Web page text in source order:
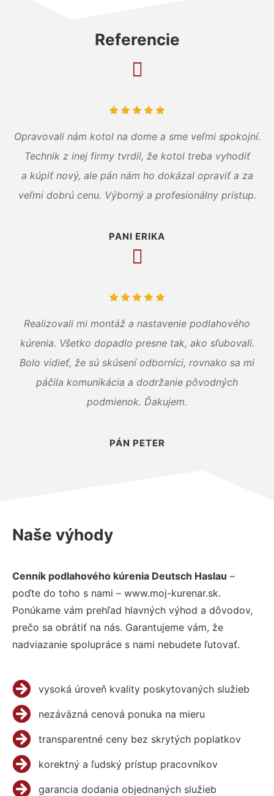
Referencie
Opravovali nám kotol na dome a sme veľmi spokojní.
Technik z inej firmy tvrdil, že kotol treba vyhodiť
a kúpiť nový, ale pán nám ho dokázal opraviť a za
veľmi dobrú cenu. Výborný a profesionálny prístup.
PANI ERIKA
Realizovali mi montáž a nastavenie podlahového
kúrenia. Všetko dopadlo presne tak, ako sľubovali.
Bolo vidieť, že sú skúsení odborníci, rovnako sa mi
páčila komunikácia a dodržanie pôvodných
podmienok. Ďakujem.
PÁN PETER
Naše výhody
Cenník podlahového kúrenia Deutsch Haslau –
poďte do toho s nami – www.moj-kurenar.sk.
Ponúkame vám prehľad hlavných výhod a dôvodov,
prečo sa obrátiť na nás. Garantujeme vám, že
nadviazanie spolupráce s nami nebudete ľutovať.
vysoká úroveň kvality poskytovaných služieb
nezáväzná cenová ponuka na mieru
transparentné ceny bez skrytých poplatkov
korektný a ľudský prístup pracovníkov
garancia dodania objednaných služieb